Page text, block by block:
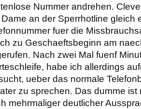
Nummer andrehen.
an der Sperrhotline gleich
fuer die
zu Geschaeftsbeginn am
Nach zwei Mal fuenf
habe ich allerdings
ueber das normale
zu sprechen. Das dumme ist
mehrmaliger deutlicher